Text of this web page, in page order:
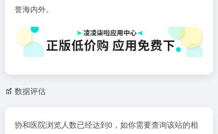
誉海内外。
数据评估
协和医院浏览人数已经达到0，如你需要查询该站的相